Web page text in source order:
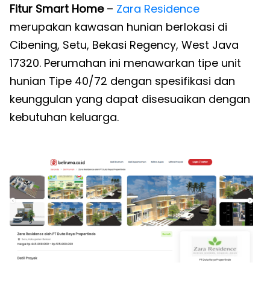
Fitur Smart Home– Zara Residence
merupakan kawasan hunian berlokasi di
Cibening, Setu, Bekasi Regency, West Java
17320. Perumahan ini menawarkan tipe unit
hunian Tipe 40/72 dengan spesifikasi dan
keunggulan yang dapat disesuaikan dengan
kebutuhan keluarga.